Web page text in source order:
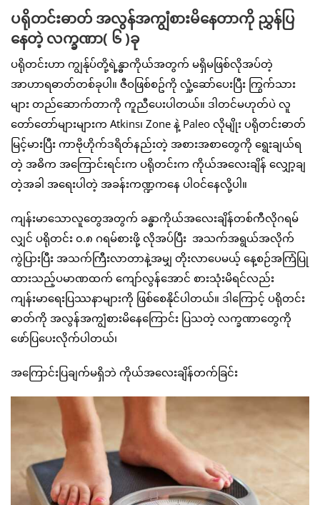
ပရိုတင်းဓာတ် အလွန်အကျွံစားမိနေတာကို ညွှန်ပြ
နေတဲ့ လက္ခဏာ( ၆ )ခု
ပရိုတင်းဟာ ကျွန်ုပ်တို့ရဲ့န္ဓာကိုယ်အတွက် မရှိမဖြစ်လိုအပ်တဲ့
အာဟာရဓာတ်တစ်ခုပါ။ ဇီဝဖြစ်စဥ်ကို လှုံ့ဆော်ပေးပြီး ကြွက်သား
များ တည်ဆောက်တာကို ကူညီပေးပါတယ်။ ဒါတင်မဟုတ်ပဲ လူ
တော်တော်များများက Atkins၊ Zone နဲ့ Paleo လိုမျိုး ပရိုတင်းဓာတ်
မြင့်မားပြီး ကာဗိုဟိုက်ဒရိတ်နည်းတဲ့ အစားအစာတွေကို ရွေးချယ်ရ
တဲ့ အဓိက အကြောင်းရင်းက ပရိုတင်းက ကိုယ်အလေးချိန် လျှော့ချ
တဲ့အခါ အရေးပါတဲ့ အခန်းကဏ္ဍကနေ ပါဝင်နေလို့ပါ။
ကျန်းမာသောလူတွေအတွက် ခန္ဓာကိုယ်အလေးချိန်တစ်ကီလိုဂရမ်
လျှင် ပရိုတင်း ၀.၈ ဂရမ်စားဖို့ လိုအပ်ပြီး အသက်အရွယ်အလိုက်
ကွဲပြားပြီး အသက်ကြီးလာတာနဲ့အမျှ တိုးလာပေမယ့် နေ့စဉ်အကြံပြု
ထားသည့်ပမာဏထက် ကျော်လွန်အောင် စားသုံးမိရင်လည်း
ကျန်းမာရေးပြဿနာများကို ဖြစ်စေနိုင်ပါတယ်။ ဒါကြောင့် ပရိုတင်း
ဓာတ်ကို အလွန်အကျွံစားမိနေကြောင်း ပြသတဲ့ လက္ခဏာတွေကို
ဖော်ပြပေးလိုက်ပါတယ်၊
အကြောင်းပြချက်မရှိဘဲ ကိုယ်အလေးချိန်တက်ခြင်း